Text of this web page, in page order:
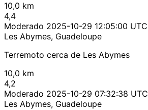
10,0 km
4,4
Moderado 2025-10-29 12:05:00 UTC
Les Abymes, Guadeloupe
Terremoto cerca de Les Abymes
10,0 km
4,2
Moderado 2025-10-29 07:32:38 UTC
Les Abymes, Guadeloupe